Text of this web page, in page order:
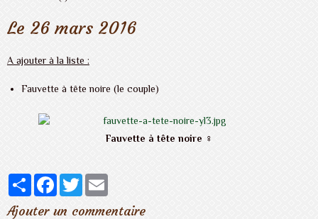
Le 26 mars 2016
A ajouter à la liste :
Fauvette à tête noire (le couple)
Fauvette à tête noire♀
PartagerFacebook
TwitterEmail
Ajouter un commentaire